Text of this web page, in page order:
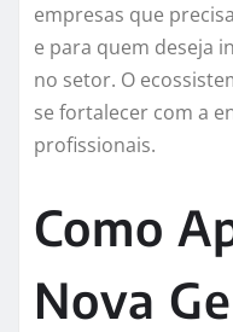
empresas que
e para quem deseja
no setor. O
se fortalecer com a
profissionais.
Como
Nova